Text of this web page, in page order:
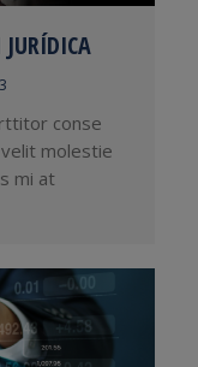
conse
molestie
mi at